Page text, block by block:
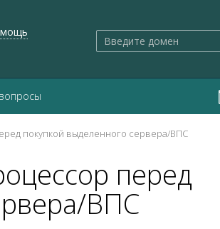
покупкой выделенного сервера/ВПС
перед
ВПС